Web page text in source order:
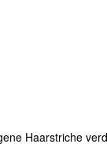
Haarstriche